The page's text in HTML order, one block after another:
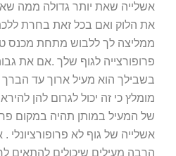
אשלייה שאת יותר גדולה ממה
את הלוק ואם בכל זאת בחרת
ממליצה לך ללבוש מתחת מכנס
פרופורצייה לגוף שלך .אם את
בשבילך הוא מעיל ארוך עד הברך
מומלץ כי זה יכול לגרום להן
של המעיל במותן תהיה במקום
אשלייה של גוף לא
הרבה מעילים שיכולים להתאים